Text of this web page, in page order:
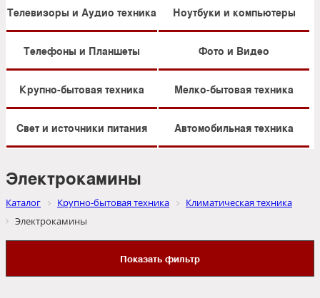
Телевизоры и Аудио техника Ноутбуки и компьютеры
Телефоны и Планшеты Фото и Видео
Крупно-бытовая техника Мелко-бытовая техника
Свет и источники питания Автомобильная техника
Электрокамины
Каталог Крупно-бытовая техника
Климатическая техника
Электрокамины
Показать фильтр